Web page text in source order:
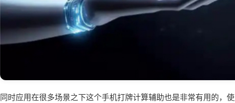
同时应用在很多场景之下这个手机打牌计算辅助也是非常有用的，